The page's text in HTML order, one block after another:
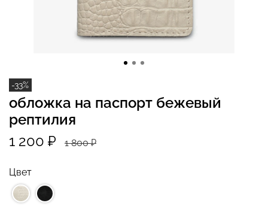
-33%
обложка на паспорт бежевый
рептилия
1 200 ₽
1 800 ₽
Цвет